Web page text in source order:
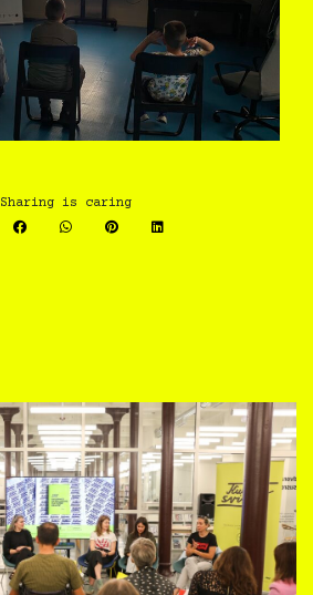
Sharing is caring